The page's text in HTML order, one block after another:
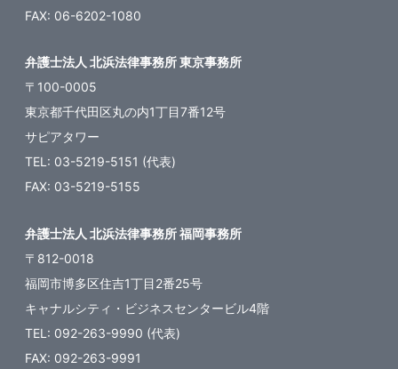
FAX: 06-6202-1080
弁護士法人 北浜法律事務所 東京事務所
〒100-0005
東京都千代田区丸の内1丁目7番12号
サピアタワー
TEL: 03-5219-5151 (代表)
FAX: 03-5219-5155
弁護士法人 北浜法律事務所 福岡事務所
〒812-0018
福岡市博多区住吉1丁目2番25号
キャナルシティ・ビジネスセンタービル4階
TEL: 092-263-9990 (代表)
FAX: 092-263-9991